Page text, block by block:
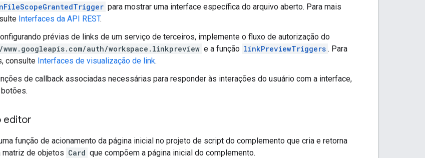
para mostrar uma interface específica do arquivo aberto. Para mais
Interfaces da API REST.
prévias de links de um serviço de terceiros, implemente o fluxo de autorização do
auth/workspace.linkpreview e a função linkPreviewTriggers . Para
consulte Interfaces de visualização de link.
de callback associadas necessárias para responder às interações do usuário com a interface,
botões.
editor
função de acionamento da página inicial no projeto de script do complemento que cria e retorna
matriz de objetos Card que compõem a página inicial do complemento.